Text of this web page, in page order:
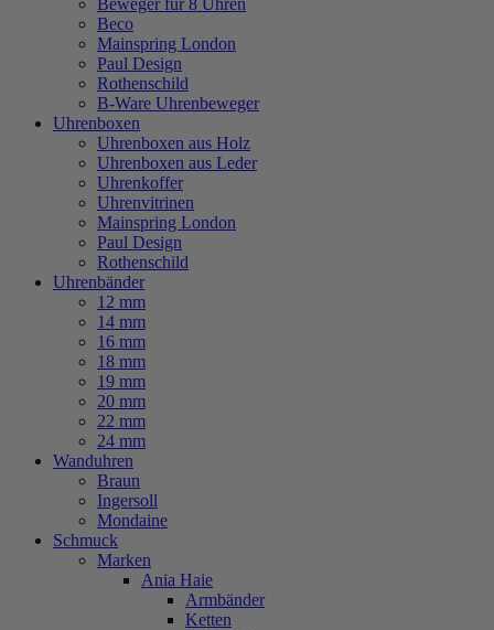
Beweger für 8 Uhren
Beco
Mainspring London
Paul Design
Rothenschild
B-Ware Uhrenbeweger
Uhrenboxen
Uhrenboxen aus Holz
Uhrenboxen aus Leder
Uhrenkoffer
Uhrenvitrinen
Mainspring London
Paul Design
Rothenschild
Uhrenbänder
12 mm
14 mm
16 mm
18 mm
19 mm
20 mm
22 mm
24 mm
Wanduhren
Braun
Ingersoll
Mondaine
Schmuck
Marken
Ania Haie
Armbänder
Ketten